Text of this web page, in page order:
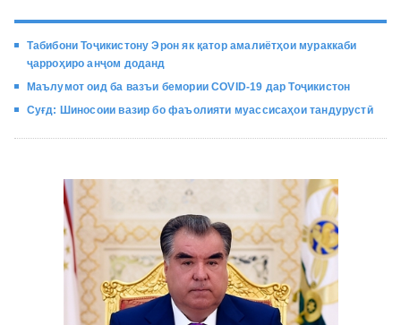
Табибони Тоҷикистону Эрон як қатор амалиётҳои мураккаби
ҷарроҳиро анҷом доданд
Маълумот оид ба вазъи бемории COVID-19 дар Тоҷикистон
Суғд: Шиносоии вазир бо фаъолияти муассисаҳои тандурустӣ